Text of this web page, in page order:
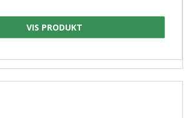
VIS PRODUKT